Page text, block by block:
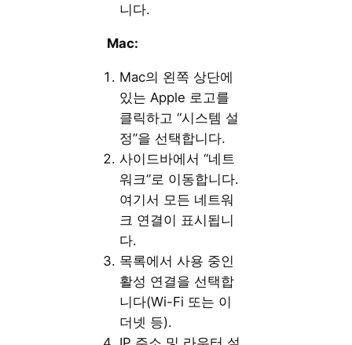
니다.
Mac:
Mac의 왼쪽 상단에
있는 Apple 로고를
클릭하고 “시스템 설
정”을 선택합니다.
사이드바에서 “네트
워크”로 이동합니다.
여기서 모든 네트워
크 연결이 표시됩니
다.
목록에서 사용 중인
활성 연결을 선택합
니다(Wi-Fi 또는 이
더넷 등).